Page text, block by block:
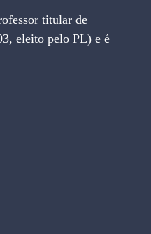
eleito pelo PL) e é